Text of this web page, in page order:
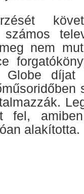
nem
Globe
fel,
alakította.